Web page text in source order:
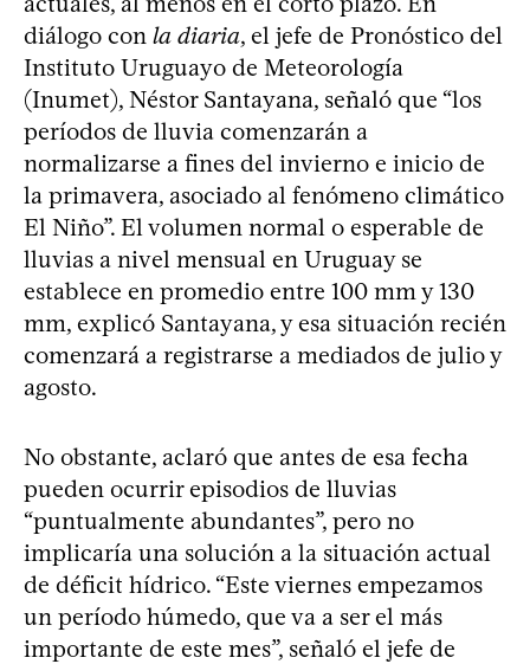
diálogo con la diaria, el jefe de Pronóstico del
Instituto Uruguayo de Meteorología
(Inumet), Néstor Santayana, señaló que “los
períodos de lluvia comenzarán a
normalizarse a fines del invierno e inicio de
la primavera, asociado al fenómeno climático
El Niño”. El volumen normal o esperable de
lluvias a nivel mensual en Uruguay se
establece en promedio entre 100 mm y 130
mm, explicó Santayana, y esa situación recién
comenzará a registrarse a mediados de julio y
agosto.
No obstante, aclaró que antes de esa fecha
pueden ocurrir episodios de lluvias
“puntualmente abundantes”, pero no
implicaría una solución a la situación actual
de déficit hídrico. “Este viernes empezamos
un período húmedo, que va a ser el más
importante de este mes”, señaló el jefe de